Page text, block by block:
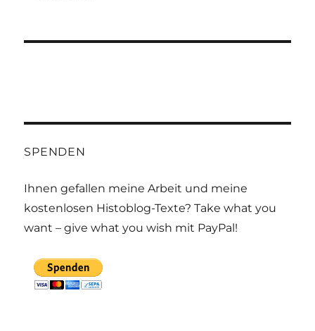
SPENDEN
Ihnen gefallen meine Arbeit und meine
kostenlosen Histoblog-Texte? Take what you
want – give what you wish mit PayPal!